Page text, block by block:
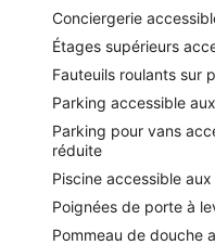
Conciergerie
Étages supérieurs
Fauteuils roulants sur
Parking accessible
Parking pour vans
réduite
Piscine accessible
Poignées de porte à
Pommeau de douche